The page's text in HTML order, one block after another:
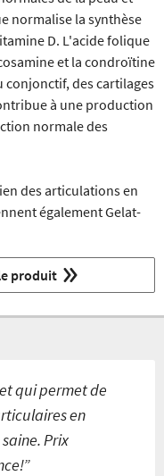
normalise la synthèse
D. L'acide folique
et la condroïtine
conjonctif, des cartilages
à une production
normale des
des articulations en
également Gelat-
produit
qui permet de
en
Prix